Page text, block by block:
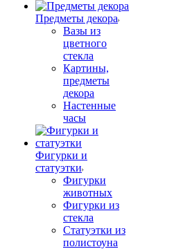
Предметы декора
Вазы из
цветного
стекла
Картины,
предметы
декора
Настенные
часы
Фигурки и
статуэтки
Фигурки
животных
Фигурки из
стекла
Статуэтки из
полистоуна